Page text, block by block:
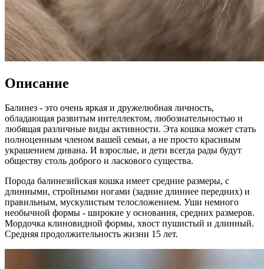
Описание
Балинез - это очень яркая и дружелюбная личность,
обладающая развитым интеллектом, любознательностью и
любящая различные виды активности. Эта кошка может стать
полноценным членом вашей семьи, а не просто красивым
украшением дивана. И взрослые, и дети всегда рады будут
обществу столь доброго и ласкового существа.
Порода балинезийская кошка имеет средние размеры, с
длинными, стройными ногами (задние длиннее передних) и
правильным, мускулистым телосложением. Уши немного
необычной формы - широкие у основания, средних размеров.
Мордочка клиновидной формы, хвост пушистый и длинный.
Средняя продолжительность жизни 15 лет.